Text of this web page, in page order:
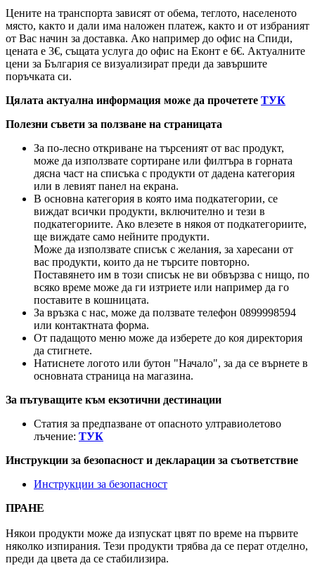
Цените на транспорта зависят от обема, теглото, населеното
място, както и дали има наложен платеж, както и от избраният
от Вас начин за доставка. Ако например до офис на Спиди,
цената е 3€, същата услуга до офис на Еконт е 6€. Актуалните
цени за България се визуализират преди да завършите
поръчката си.
Цялата актуална информация може да прочетете ТУК
Полезни съвети за ползване на страницата
За по-лесно откриване на търсеният от вас продукт,
може да използвате сортиране или филтъра в горната
дясна част на списъка с продукти от дадена категория
или в левият панел на екрана.
В основна категория в която има подкатегории, се
виждат всички продукти, включително и тези в
подкатегориите. Ако влезете в някоя от подкатегориите,
ще виждате само нейните продукти.
Може да използвате списък с желания, за харесани от
вас продукти, които да не търсите повторно.
Поставянето им в този списък не ви обвързва с нищо, по
всяко време може да ги изтриете или например да го
поставите в кошницата.
За връзка с нас, може да ползвате телефон 0899998594
или контактната форма.
От падащото меню може да изберете до коя директория
да стигнете.
Натиснете логото или бутон "Начало", за да се върнете в
основната страница на магазина.
За пътуващите към екзотични дестинации
Статия за предпазване от опасното ултравиолетово
лъчение: ТУК
Инструкции за безопасност и декларации за съответствие
Инструкции за безопасност
ПРАНЕ
Някои продукти може да изпускат цвят по време на първите
няколко изпирания. Тези продукти трябва да се перат отделно,
преди да цвета да се стабилизира.